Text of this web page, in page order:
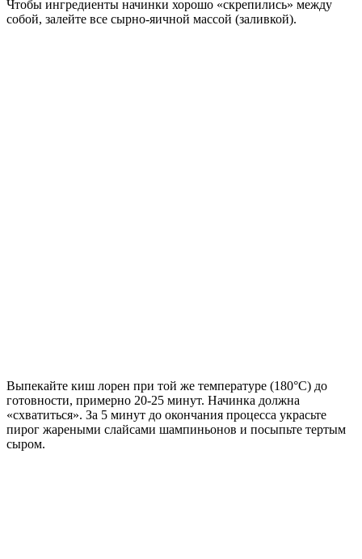
Чтобы ингредиенты начинки хорошо «скрепились» между
собой, залейте все сырно-яичной массой (заливкой).
Выпекайте киш лорен при той же температуре (180°С) до
готовности, примерно 20-25 минут. Начинка должна
«схватиться». За 5 минут до окончания процесса украсьте
пирог жареными слайсами шампиньонов и посыпьте тертым
сыром.